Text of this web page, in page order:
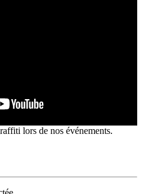
lors de nos événements.